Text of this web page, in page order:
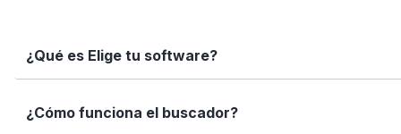
¿Qué es Elige tu software?
Elige tu software es una plataforma independiente que
informadas con datos reales, fichas completas y
¿Cómo funciona el buscador?